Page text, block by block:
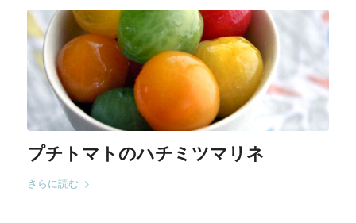
プチトマトのハチミツマリネ
さらに読む